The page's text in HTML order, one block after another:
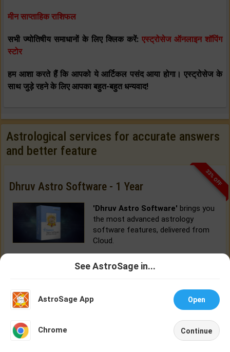
मीन साप्ताहिक राशिफल
सभी ज्योतिषीय समाधानों के लिए क्लिक करें: एस्ट्रोसेज ऑनलाइन शॉपिंग
स्टोर
हम आशा करते हैं कि आपको ये आर्टिकल पसंद आया होगा। एस्ट्रोसेज के
साथ जुड़े रहने के लिए आपका बहुत-बहुत धन्यवाद!
Astrological services for accurate answers
and better feature
33% OFF
Dhruv Astro Software - 1 Year
'Dhruv Astro Software' brings you
the most advanced astrology
software features, delivered from
Cloud.
See AstroSage in...
AstroSage App Open
Chrome Continue
Astrologer
Home Account